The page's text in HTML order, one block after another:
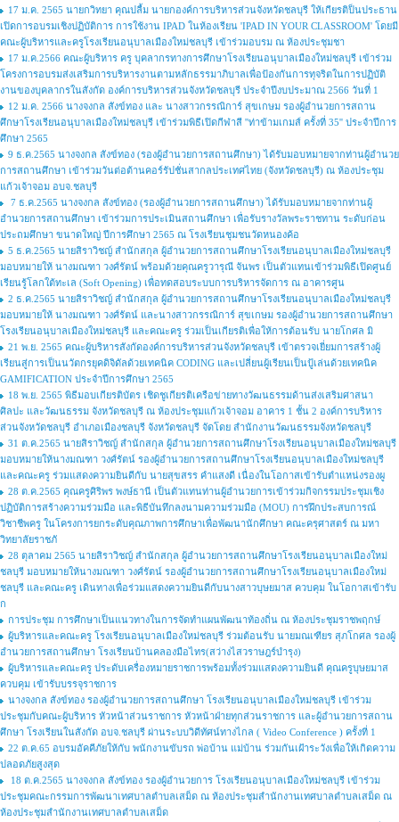
17 ม.ค. 2565 นายกวิทยา คุณปลื้ม นายกองค์การบริหารส่วนจังหวัดชลบุรี ให้เกียรติป็นประธาน
เปิดการอบรมเชิงปฏิบัติการ การใช้งาน IPAD ในห้องเรียน 'IPAD IN YOUR CLASSROOM' โดยมี
คณะผู้บริหารและครูโรงเรียนอนุบาลเมืองใหม่ชลบุรี เข้าร่วมอบรม ณ ห้องประชุมชา
17 ม.ค.2566 คณะผู้บริหาร ครู บุคลากรทางการศึกษาโรงเรียนอนุบาลเมืองใหม่ชลบุรี เข้าร่วม
โครงการอบรมส่งเสริมการบริหารงานตามหลักธรรมาภิบาลเพื่อป้องกันการทุจริตในการปฏิบัติ
งานของบุคลากรในสังกัด องค์การบริหารส่วนจังหวัดชลบุรี ประจำปีงบประมาณ 2566 วันที่ 1
12 ม.ค. 2566 นางจงกล สังข์ทอง และ นางสาวกรรณิการ์ สุขเกษม รองผู้อำนวยการสถาน
ศึกษาโรงเรียนอนุบาลเมืองใหม่ชลบุรี เข้าร่วมพิธีเปิดกีฬาสี ''ท่าข้ามเกมส์ ครั้งที่ 35'' ประจำปีการ
ศึกษา 2565
9 ธ.ค.2565 นางจงกล สังข์ทอง (รองผู้อำนวยการสถานศึกษา) ได้รับมอบหมายจากท่านผู้อำนวย
การสถานศึกษา เข้าร่วมวันต่อต้านคอร์รัปชั่นสากลประเทศไทย (จังหวัดชลบุรี) ณ ห้องประชุม
แก้วเจ้าจอม อบจ.ชลบุรี
7 ธ.ค.2565 นางจงกล สังข์ทอง (รองผู้อำนวยการสถานศึกษา) ได้รับมอบหมายจากท่านผู้
อำนวยการสถานศึกษา เข้าร่วมการประเมินสถานศึกษา เพื่อรับรางวัลพระราชทาน ระดับก่อน
ประถมศึกษา ขนาดใหญ่ ปีการศึกษา 2565 ณ โรงเรียนชุมชนวัดหนองค้อ
5 ธ.ค.2565 นายสิราวิชญ์ สำนักสกุล ผู้อำนวยการสถานศึกษาโรงเรียนอนุบาลเมืองใหม่ชลบุรี
มอบหมายให้ นางมณฑา วงศ์รัตน์ พร้อมด้วยคุณครูวารุณี จันพร เป็นตัวแทนเข้าร่วมพิธีเปิดศูนย์
เรียนรู้โลกใต้ทะเล (Soft Opening) เพื่อทดสอบระบบการบริหารจัดการ ณ อาคารศูน
2 ธ.ค.2565 นายสิราวิชญ์ สำนักสกุล ผู้อำนวยการสถานศึกษาโรงเรียนอนุบาลเมืองใหม่ชลบุรี
มอบหมายให้ นางมณฑา วงศ์รัตน์ และนางสาวกรรณิการ์ สุขเกษม รองผู้อำนวยการสถานศึกษา
โรงเรียนอนุบาลเมืองใหม่ชลบุรี และคณะครู ร่วมเป็นเกียรติเพื่อให้การต้อนรับ นายโกศล มิ
21 พ.ย. 2565 คณะผู้บริหารสังกัดองค์การบริหารส่วนจังหวัดชลบุรี เข้าตรวจเยี่ยมการสร้างผู้
เรียนสู่การเป็นนวัตกรยุคดิจิดัลด้วยเทคนิค CODING และเปลี่ยนผู้เรียนเป็นปู้เล่นด้วยเทคนิค
GAMIFICATION ประจำปีการศึกษา 2565
18 พ.ย. 2565 พิธีมอบเกียรติบัตร เชิดชูเกียรติเครือข่ายทางวัฒนธรรมด้านส่งเสริมศาสนา
ศิลปะ และวัฒนธรรม จังหวัดชลบุรี ณ ห้องประชุมแก้วเจ้าจอม อาคาร 1 ชั้น 2 องค์การบริหาร
ส่วนจังหวัดชลบุรี อำเภอเมืองชลบุรี จังหวัดชลบุรี จัดโดย สำนักงานวัฒนธรรมจังหวัดชลบุรี
31 ต.ค.2565 นายสิราวิชญ์ สำนักสกุล ผู้อำนวยการสถานศึกษาโรงเรียนอนุบาลเมืองใหม่ชลบุรี
มอบหมายให้นางมณฑา วงศ์รัตน์ รองผู้อำนวยการสถานศึกษาโรงเรียนอนุบาลเมืองใหม่ชลบุรี
และคณะครู ร่วมแสดงความยินดีกับ นายสุขสรร คำแสงดี เนื่องในโอกาสเข้ารับตำแหน่งรองผู
28 ต.ค.2565 คุณครูศิริพร พงษ์ธานี เป็นตัวแทนท่านผู้อำนวยการเข้าร่วมกิจกรรมประชุมเชิง
ปฏิบัติการสร้างความร่วมมือ และพิธีบันทึกลงนามความร่วมมือ (MOU) การฝึกประสบการณ์
วิชาชีพครู ในโครงการยกระดับคุณภาพการศึกษาเพื่อพัฒนานักศึกษา คณะครุศาสตร์ ณ มหา
วิทยาลัยราชภั
28 ตุลาคม 2565 นายสิราวิชญ์ สำนักสกุล ผู้อำนวยการสถานศึกษาโรงเรียนอนุบาลเมืองใหม่
ชลบุรี มอบหมายให้นางมณฑา วงศ์รัตน์ รองผู้อำนวยการสถานศึกษาโรงเรียนอนุบาลเมืองใหม่
ชลบุรี และคณะครู เดินทางเพื่อร่วมแสดงความยินดีกับนางสาวบุษยมาส ควบคุม ในโอกาสเข้ารับ
ก
การประชุม การศึกษาเป็นแนวทางในการจัดทำแผนพัฒนาท้องถิ่น ณ ห้องประชุมราชพฤกษ์
ผู้บริหารและคณะครู โรงเรียนอนุบาลเมืองใหม่ชลบุรี ร่วมต้อนรับ นายมณเฑียร สุภโกศล รองผู้
อำนวยการสถานศึกษา โรงเรียนบ้านคลองมือไทร(สว่างไสวราษฎร์บำรุง)
ผู้บริหารและคณะครู ประดับเครื่องหมายราชการพร้อมทั้งร่วมแสดงความยินดี คุณครูบุษยมาส
ควบคุม เข้ารับบรรจุราชการ
นางจงกล สังข์ทอง รองผู้อำนวยการสถานศึกษา โรงเรียนอนุบาลเมืองใหม่ชลบุรี เข้าร่วม
ประชุมกับคณะผู้บริหาร หัวหน้าส่วนราชการ หัวหน้าฝ่ายทุกส่วนราชการ และผู้อำนวยการสถาน
ศึกษา โรงเรียนในสังกัด อบจ.ชลบุรี ผ่านระบบวิดีทัศน์ทางไกล ( Video Conference ) ครั้งที่ 1
22 ต.ค.65 อบรมอัคคีภัยให้กับ พนักงานขับรถ พ่อบ้าน แม่บ้าน ร่วมกันเฝ้าระวังเพื่อให้เกิดความ
ปลอดภัยสูงสุด
18 ต.ค.2565 นางจงกล สังข์ทอง รองผู้อำนวยการ โรงเรียนอนุบาลเมืองใหม่ชลบุรี เข้าร่วม
ประชุมคณะกรรมการพัฒนาเทศบาลตำบลเสม็ด ณ ห้องประชุมสำนักงานเทศบาลตำบลเสม็ด ณ
ห้องประชุมสำนักงานเทศบาลตำบลเสม็ด